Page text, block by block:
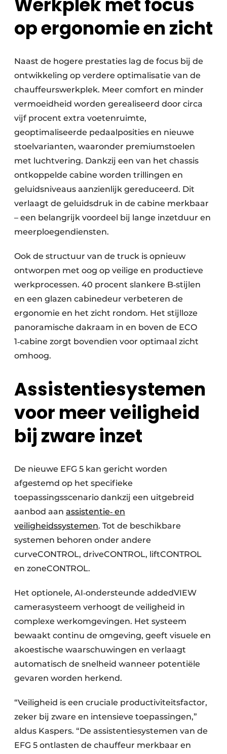
op ergonomie en zicht
Naast de hogere prestaties lag de focus bij de
ontwikkeling op verdere optimalisatie van de
chauffeurswerkplek. Meer comfort en minder
vermoeidheid worden gerealiseerd door circa
vijf procent extra voetenruimte,
geoptimaliseerde pedaalposities en nieuwe
stoelvarianten, waaronder premiumstoelen
met luchtvering. Dankzij een van het chassis
ontkoppelde cabine worden trillingen en
geluidsniveaus aanzienlijk gereduceerd. Dit
verlaagt de geluidsdruk in de cabine merkbaar
– een belangrijk voordeel bij lange inzetduur en
meerploegendiensten.
Ook de structuur van de truck is opnieuw
ontworpen met oog op veilige en productieve
werkprocessen. 40 procent slankere B‑stijlen
en een glazen cabinedeur verbeteren de
ergonomie en het zicht rondom. Het stijlloze
panoramische dakraam in en boven de ECO
1‑cabine zorgt bovendien voor optimaal zicht
omhoog.
Assistentiesystemen
voor meer veiligheid
bij zware inzet
De nieuwe EFG 5 kan gericht worden
afgestemd op het specifieke
toepassingsscenario dankzij een uitgebreid
aanbod aan assistentie‑ en
veiligheidssystemen. Tot de beschikbare
systemen behoren onder andere
curveCONTROL, driveCONTROL, liftCONTROL
en zoneCONTROL.
Het optionele, AI‑ondersteunde addedVIEW
camerasysteem verhoogt de veiligheid in
complexe werkomgevingen. Het systeem
bewaakt continu de omgeving, geeft visuele en
akoestische waarschuwingen en verlaagt
automatisch de snelheid wanneer potentiële
gevaren worden herkend.
“Veiligheid is een cruciale productiviteitsfactor,
zeker bij zware en intensieve toepassingen,”
aldus Kaspers. “De assistentiesystemen van de
EFG 5 ontlasten de chauffeur merkbaar en